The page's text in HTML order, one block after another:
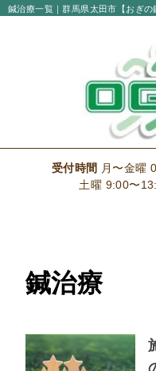
鍼治療一覧 ｜群馬県太田市【おぎ
受付時間 月〜金曜
土曜 9:00〜
鍼治療